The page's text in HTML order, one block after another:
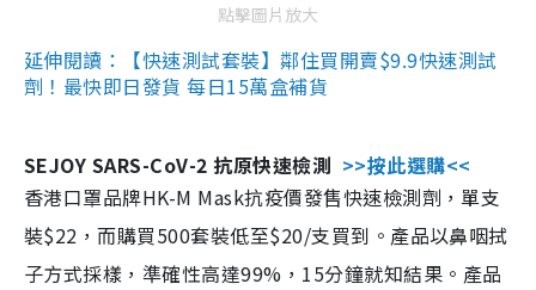
點擊圖片放大
延伸閱讀：【快速測試套裝】鄰住買開賣$9.9快速測試
劑！最快即日發貨 每日15萬盒補貨
SEJOY SARS-CoV-2 抗原快速檢測 >>按此選購<<
香港口罩品牌HK-M Mask抗疫價發售快速檢測劑，單支
裝$22，而購買500套裝低至$20/支買到。產品以鼻咽拭
子方式採樣，準確性高達99%，15分鐘就知結果。產品